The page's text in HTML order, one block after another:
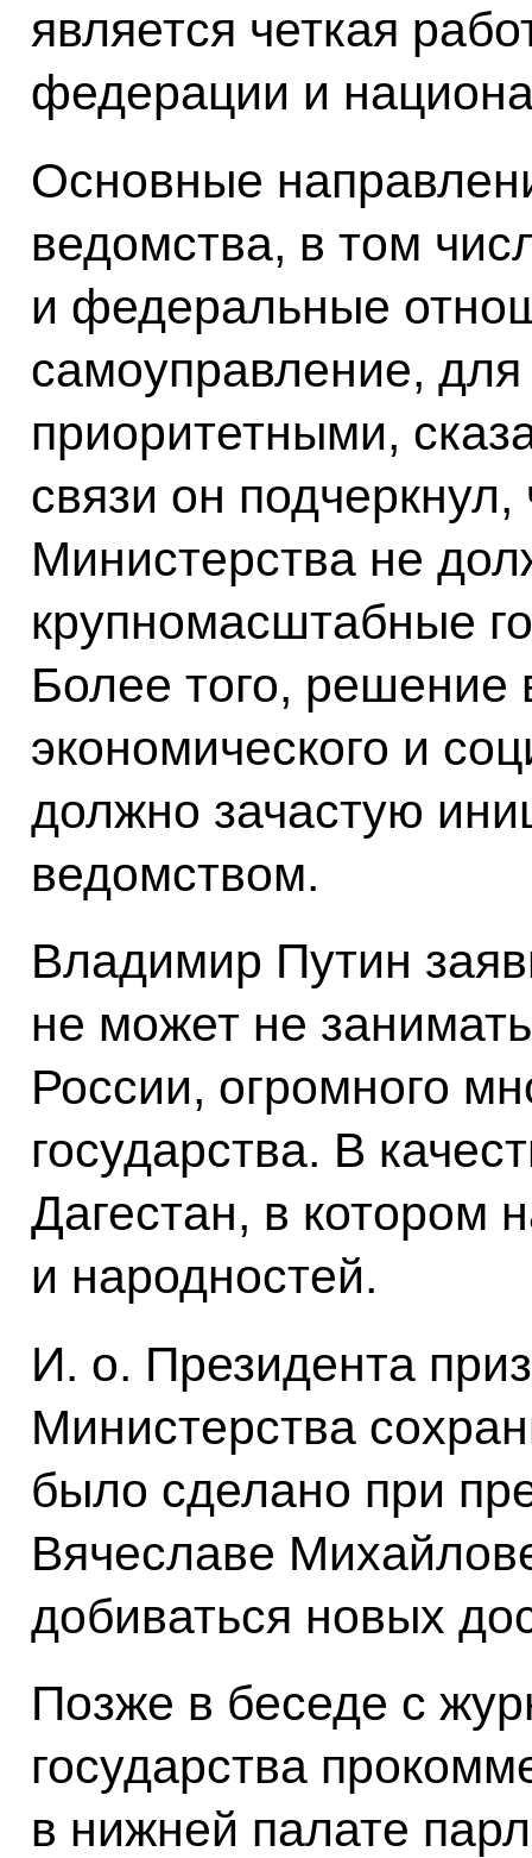
является четкая
федерации и
Основные
ведомства, в том
и федеральные
самоуправление,
приоритетными,
связи он подчеркнул,
Министерства не
крупномасштабные
Более того,
экономического и
должно зачастую
ведомством.
Владимир Путин
не может не
России, огромного
государства. В
Дагестан, в котором
и народностей.
И. о. Президента
Министерства
было сделано при
Вячеславе
добиваться новых
Позже в беседе с
государства
в нижней палате